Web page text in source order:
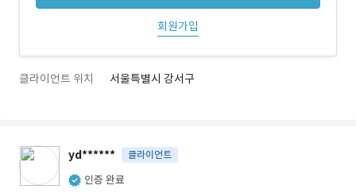
회원가입
클라이언트 위치 서울특별시 강서구
yd****** 클라이언트
인증 완료